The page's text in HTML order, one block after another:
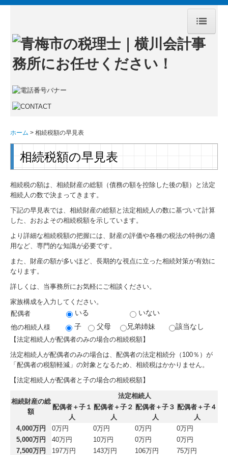
ホーム
事務所案内
サービス案内
顧問契約のながれ
よくある質問
採用情報
関与先様紹介
お知らせ
ホーム 相続税額の早見表
相続税額の早見表
相続税の額は、相続財産の総額（債務の額を控除した後の額）と法定
相続人の数で決まってきます。
下記の早見表では、相続財産の総額と法定相続人の数に基づいて計算
した、おおよその相続税額を示しています。
より詳細な相続税額の把握には、財産の評価や各種の税法の特例の適
用など、専門的な知識が必要です。
また、財産の額が多いほど、長期的な視点に立った相続対策が有効に
なります。
詳しくは、当事務所にお気軽にご相談ください。
家族構成を入力してください。
配偶者
いる いない
他の相続人様 子 父母 兄弟姉妹 該当なし
【法定相続人が配偶者のみの場合の相続税額】
法定相続人が配偶者のみの場合は、配偶者の法定相続分（100％）が
「配偶者の税額軽減」の対象となるため、相続税はかかりません。
【法定相続人が配偶者と子の場合の相続税額】
相続財産の総
額
法定相続人
配偶者＋子１
人
配偶者＋子２
人
配偶者＋子３
人
配偶者＋子４
人
4,000万円
0万円 0万円 0万円
0万円
5,000万円
40万円 10万円 0万円
0万円
7,500万円
197万円 143万円 106万円
75万円